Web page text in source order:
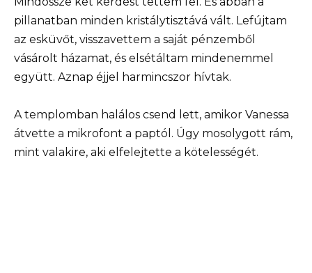
pillanatban minden kristálytisztává vált. Lefújtam
az esküvőt, visszavettem a saját pénzemből
vásárolt házamat, és elsétáltam mindenemmel
együtt. Aznap éjjel harmincszor hívtak.
A templomban halálos csend lett, amikor Vanessa
átvette a mikrofont a paptól. Úgy mosolygott rám,
mint valakire, aki elfelejtette a kötelességét.